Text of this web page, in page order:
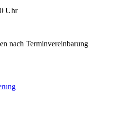
Uhr
nach Terminvereinbarung